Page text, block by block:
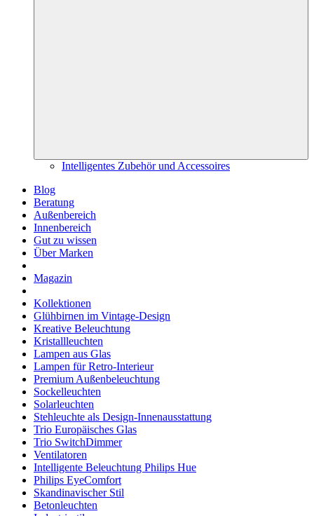
Intelligentes Zubehör und Accessoires
Blog
Beratung
Außenbereich
Innenbereich
Gut zu wissen
Über Marken
Magazin
Kollektionen
Glühbirnen im Vintage-Design
Kreative Beleuchtung
Kristallleuchten
Lampen aus Glas
Lampen für Retro-Interieur
Premium Außenbeleuchtung
Sockelleuchten
Solarleuchten
Stehleuchte als Design-Innenausstattung
Trio Europäisches Glas
Trio SwitchDimmer
Ventilatoren
Intelligente Beleuchtung Philips Hue
Philips EyeComfort
Skandinavischer Stil
Betonleuchten